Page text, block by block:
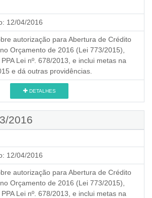
12/04/2016
autorização para Abertura de Crédito
Orçamento de 2016 (Lei 773/2015),
Lei nº. 678/2013, e inclui metas na
e dá outras providências.
DETALHES
2016
12/04/2016
autorização para Abertura de Crédito
Orçamento de 2016 (Lei 773/2015),
Lei nº. 678/2013, e inclui metas na